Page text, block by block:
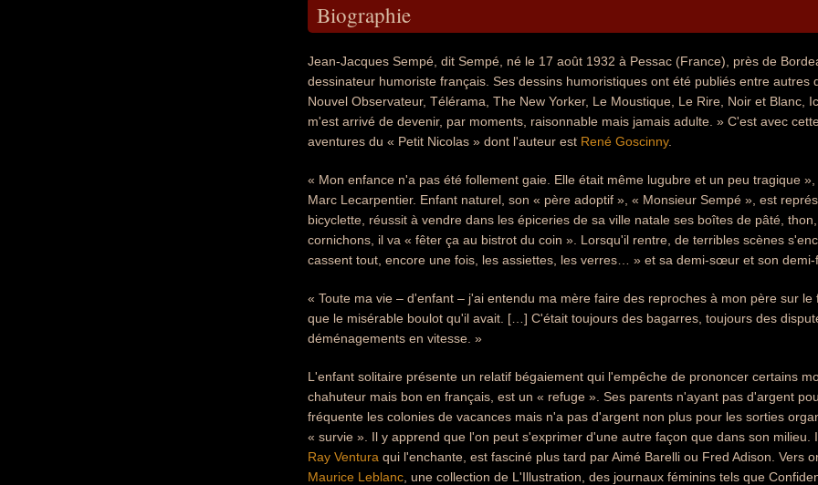
Biographie
Jean-Jacques Sempé, dit Sempé, né le 17 août 1932 à Pessac (France), près de
dessinateur humoriste français. Ses dessins humoristiques ont été publiés entre autres
Nouvel Observateur, Télérama, The New Yorker, Le Moustique, Le Rire, Noir et Blanc,
m'est arrivé de devenir, par moments, raisonnable mais jamais adulte. » C'est avec
aventures du « Petit Nicolas » dont l'auteur est René Goscinny.
« Mon enfance n'a pas été follement gaie. Elle était même lugubre et un peu tragique
Marc Lecarpentier. Enfant naturel, son « père adoptif », « Monsieur Sempé », est
bicyclette, réussit à vendre dans les épiceries de sa ville natale ses boîtes de pâté,
cornichons, il va « fêter ça au bistrot du coin ». Lorsqu'il rentre, de terribles scènes
cassent tout, encore une fois, les assiettes, les verres… » et sa demi-sœur et son demi-
« Toute ma vie – d'enfant – j'ai entendu ma mère faire des reproches à mon père sur
que le misérable boulot qu'il avait. […] C'était toujours des bagarres, toujours des
déménagements en vitesse. »
L'enfant solitaire présente un relatif bégaiement qui l'empêche de prononcer certains
chahuteur mais bon en français, est un « refuge ». Ses parents n'ayant pas d'argent
fréquente les colonies de vacances mais n'a pas d'argent non plus pour les sorties
« survie ». Il y apprend que l'on peut s'exprimer d'une autre façon que dans son milieu.
Ray Ventura qui l'enchante, est fasciné plus tard par Aimé Barelli ou Fred Adison. Vers
Maurice Leblanc , une collection de L'Illustration, des journaux féminins tels que